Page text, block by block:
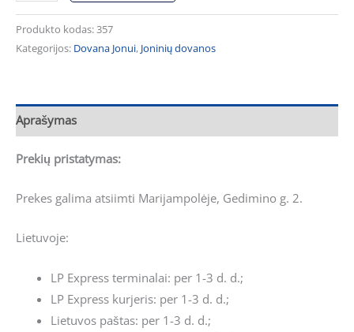
Produkto kodas:357
Kategorijos: Dovana Jonui, Joninių dovanos
Aprašymas
Prekių pristatymas:
Prekes galima atsiimti Marijampolėje, Gedimino g. 2.
Lietuvoje:
LP Express terminalai: per 1-3 d. d.;
LP Express kurjeris: per 1-3 d. d.;
Lietuvos paštas: per 1-3 d. d.;